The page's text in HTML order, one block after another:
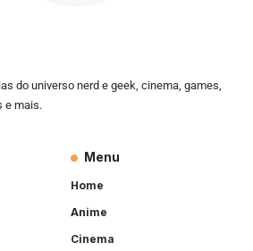
do universo nerd e geek, cinema, games,
e mais.
Menu
Home
Anime
Cinema